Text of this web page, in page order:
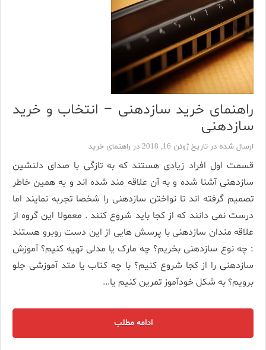
راهنمای خرید سازدهنی – انتخاب و خرید
سازدهنی
ارسال شده در تاریخ ژوئن 16, 2018 در راهنمای خرید
قسمت اول افراد زیادی هستند که به تازگی با صدای دلنشین
سازدهنی آشنا شده و به آن علاقه مند شده اند و به همین خاطر
تصمیم گرفته اند تا نواختن سازدهنی را شخصا تجربه نمایند اما
درست نمی دانند که از کجا باید شروع کنند . معمولا این گروه از
علاقه مندان سازدهنی با پرسش هایی از این دست روبرو هستند
: چه نوع سازدهنی بخریم؟ چه مارک یا مدلی تهیه کنیم؟ آموزش
سازدهنی را از کجا شروع کنیم؟ با چه کتاب یا متد آموزشی جلو
برویم؟ به شکل خودآموز تمرین کنیم یا...
ادامه مطلب